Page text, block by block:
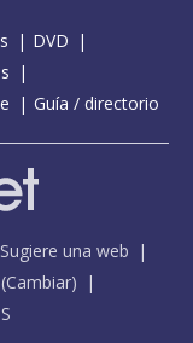
DVD
Guía / directorio
Sugiere una web
(Cambiar)